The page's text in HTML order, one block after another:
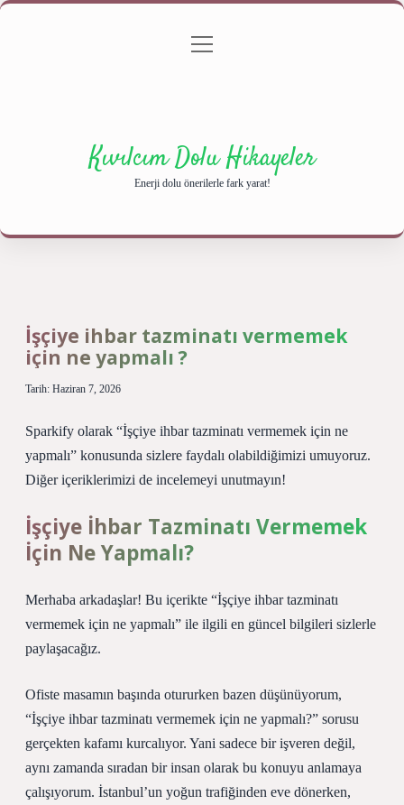
Gizlilik Politikası
menüyü
Kıvılcım Dolu Hikayeler
Enerji dolu önerilerle fark yarat!
İşçiye ihbar tazminatı vermemek
için ne yapmalı ?
Tarih: Haziran 7, 2026
Sparkify olarak “İşçiye ihbar tazminatı vermemek için ne
yapmalı” konusunda sizlere faydalı olabildiğimizi umuyoruz.
Diğer içeriklerimizi de incelemeyi unutmayın!
İşçiye İhbar Tazminatı Vermemek
İçin Ne Yapmalı?
Merhaba arkadaşlar! Bu içerikte “İşçiye ihbar tazminatı
vermemek için ne yapmalı” ile ilgili en güncel bilgileri sizlerle
paylaşacağız.
Ofiste masamın başında otururken bazen düşünüyorum,
“İşçiye ihbar tazminatı vermemek için ne yapmalı?” sorusu
gerçekten kafamı kurcalıyor. Yani sadece bir işveren değil,
aynı zamanda sıradan bir insan olarak bu konuyu anlamaya
çalışıyorum. İstanbul’un yoğun trafiğinden eve dönerken,